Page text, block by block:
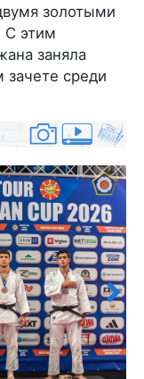
золотыми
С этим
заняла
среди